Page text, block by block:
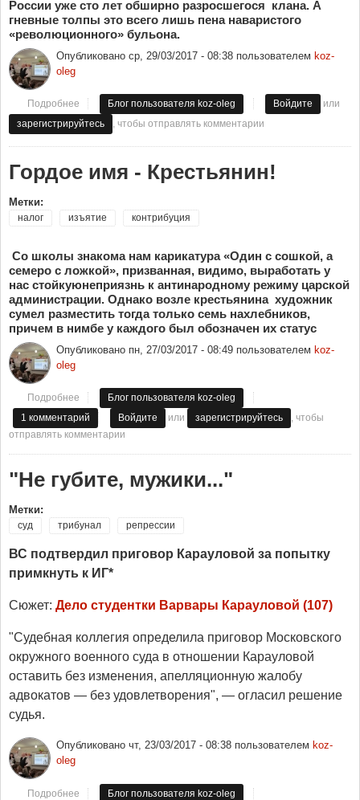
России уже сто лет обширно разросшегося клана. А
гневные толпы это всего лишь пена наваристого
«революционного» бульона.
Опубликовано ср, 29/03/2017 - 08:38пользователем koz-
oleg
Подробнее о Не спешите воодушевляться
Блог пользователя koz-oleg Войдите
или
зарегистрируйтесь
, чтобы отправлять комментарии
Гордое имя - Крестьянин!
Метки:
налог изъятие контрибуция
Со школы знакома нам карикатура «Один с сошкой, а
семеро с ложкой», призванная, видимо, выработать у
нас стойкуюнеприязнь к антинародному режиму царской
администрации. Однако возле крестьянина художник
сумел разместить тогда только семь нахлебников,
причем в нимбе у каждого был обозначен их статус
Опубликовано пн, 27/03/2017 - 08:49пользователем koz-
oleg
Подробнее о Гордое имя - Крестьянин!
Блог пользователя koz-oleg
1 комментарий
Войдите или зарегистрируйтесь
, чтобы
отправлять комментарии
"Не губите, мужики..."
Метки:
суд трибунал репрессии
ВС подтвердил приговор Карауловой за попытку
примкнуть к ИГ*
Сюжет: Дело студентки Варвары Карауловой (107)
"Судебная коллегия определила приговор Московского
окружного военного суда в отношении Карауловой
оставить без изменения, апелляционную жалобу
адвокатов — без удовлетворения", — огласил решение
судья.
Опубликовано чт, 23/03/2017 - 08:38пользователем koz-
oleg
Подробнее о "Не губите, мужики..."
Блог пользователя koz-oleg